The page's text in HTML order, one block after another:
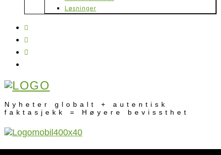
Løsninger
Nyheter globalt + autentisk
faktasjekk = Høyere bevissthet